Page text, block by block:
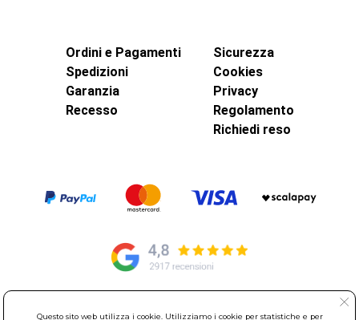
Ordini e Pagamenti
Spedizioni
Garanzia
Recesso
Sicurezza
Cookies
Privacy
Regolamento
Richiedi reso
© Elettroservice Spa - Sede Legale: Via Leonardo da Vinci, 40 -
Questo sito web utilizza i cookie. Utilizziamo i cookie per statistiche e per